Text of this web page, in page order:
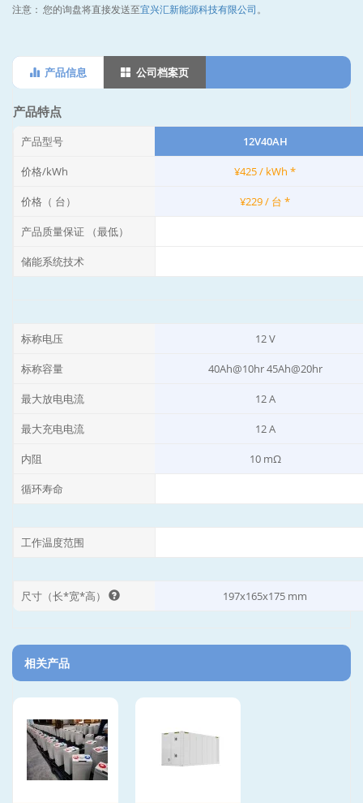
注意： 您的询盘将直接发送至宜兴汇新能源科技有限公司 。
产品信息 公司档案页
产品特点
产品型号 12V40AH
价格/kWh ¥425 / kWh *
价格（ 台） ¥229 / 台 *
产品质量保证 （最低）
储能系统技术
标称电压 12 V
标称容量 40Ah@10hr 45Ah@20hr
最大放电电流 12 A
最大充电电流 12 A
内阻 10 mΩ
循环寿命
工作温度范围
尺寸（长*宽*高） 197x165x175 mm
相关产品